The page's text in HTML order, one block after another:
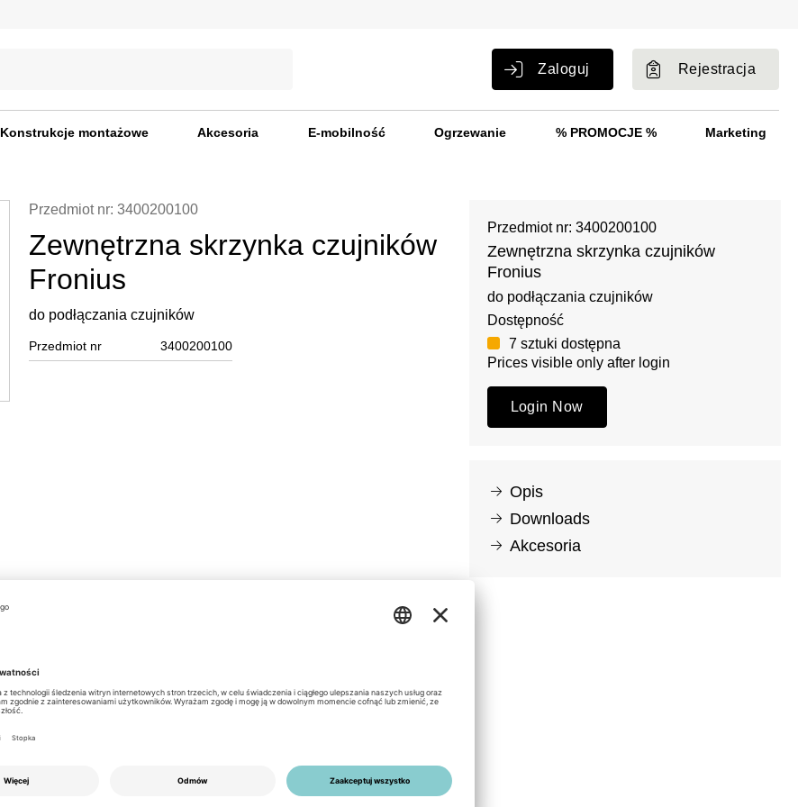
Zaloguj Rejestracja
Konstrukcje montażowe Akcesoria E-mobilność Ogrzewanie % PROMOCJE % Marketing
Przedmiot nr: 3400200100
Zewnętrzna skrzynka czujników
Fronius
do podłączania czujników
Przedmiot nr 3400200100
Przedmiot nr: 3400200100
Zewnętrzna skrzynka czujników
Fronius
do podłączania czujników
Dostępność
7 sztuki dostępna
Prices visible only after login
Login Now
Opis
Downloads
Akcesoria